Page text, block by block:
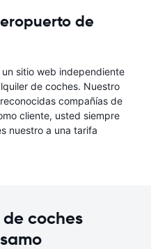
de
un sitio web independiente
de coches. Nuestro
compañías de
cliente, usted siempre
nuestro a una tarifa
coches